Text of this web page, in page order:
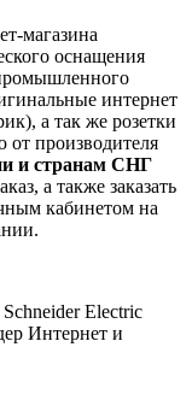
магазина
оснащения
интернет
а так же розетки
производителя
и странам СНГ
а также заказать
кабинетом на
Electric
Интернет и